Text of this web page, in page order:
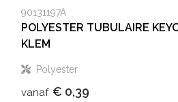
90131197A
POLYESTER TUBULAIRE
KLEM
Polyester
vanaf € 0,39